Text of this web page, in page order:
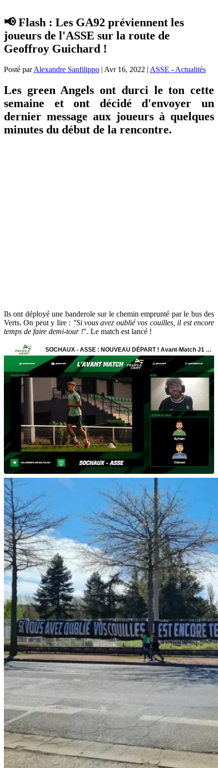
📢 Flash : Les GA92 préviennent les
joueurs de l'ASSE sur la route de
Geoffroy Guichard !
Posté parAlexandre Sanfilippo | Avr 16, 2022 | ASSE - Actualités
Les green Angels ont durci le ton cette
semaine et ont décidé d'envoyer un
dernier message aux joueurs à quelques
minutes du début de la rencontre.
Ils ont déployé une banderole sur le chemin emprunté par le bus des
Verts. On peut y lire : "Si vous avez oublié vos couilles, il est encore
temps de faire demi-tour !". Le match est lancé !